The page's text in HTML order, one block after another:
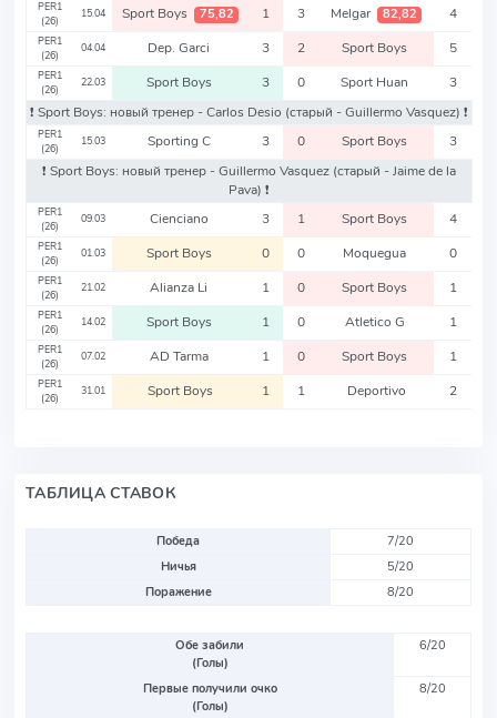
PER1
(26)
15.04 Sport Boys 75,82 1 3 Melgar 82,82 4
PER1
(26)
04.04 Dep. Garci 3 2 Sport Boys 5
PER1
(26)
22.03 Sport Boys 3 0 Sport Huan
3
❗️ Sport Boys: новый тренер - Carlos Desio (старый - Guillermo Vasquez) ❗️
PER1
(26)
15.03 Sporting C 3 0 Sport Boys
3
❗️ Sport Boys: новый тренер - Guillermo Vasquez (старый - Jaime de la
Pava) ❗️
PER1
(26)
09.03 Cienciano 3 1 Sport Boys 4
PER1
(26)
01.03 Sport Boys 0 0 Moquegua 0
PER1
(26)
21.02 Alianza Li 1 0 Sport Boys 1
PER1
(26)
14.02 Sport Boys 1 0 Atletico G 1
PER1
(26)
07.02 AD Tarma 1 0 Sport Boys 1
PER1
(26)
31.01 Sport Boys 1 1 Deportivo 2
ТАБЛИЦА СТАВОК
Победа
7/20
Ничья
5/20
Поражение
8/20
Обе забили
(Голы)
6/20
Первые получили очко
(Голы)
8/20